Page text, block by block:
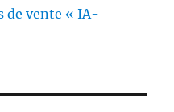
de vente « IA-